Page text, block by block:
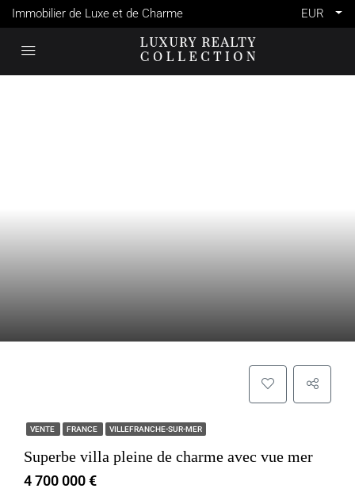
Immobilier de Luxe et de Charme EUR
VENTE FRANCE VILLEFRANCHE-SUR-MER
Superbe villa pleine de charme avec vue mer
4 700 000 €